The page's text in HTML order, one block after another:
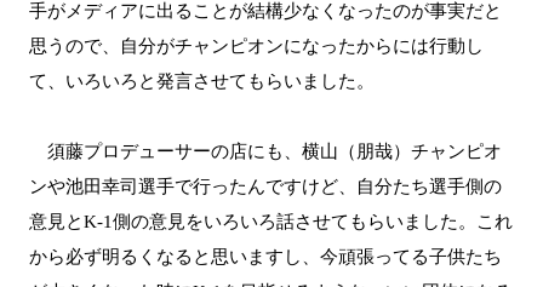
手がメディアに出ることが結構少なくなったのが事実だと
思うので、自分がチャンピオンになったからには行動し
て、いろいろと発言させてもらいました。
須藤プロデューサーの店にも、横山（朋哉）チャンピオ
ンや池田幸司選手で行ったんですけど、自分たち選手側の
意見とK-1側の意見をいろいろ話させてもらいました。これ
から必ず明るくなると思いますし、今頑張ってる子供たち